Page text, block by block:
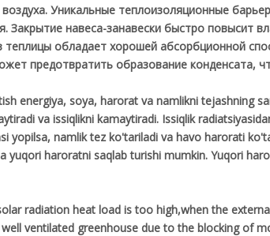
Уникальные теплоизоляционные
Закрытие навеса-занавески быстро
теплицы обладает хорошей абсорбционной
предотвратить образование конденсата,
energiya, soya, harorat va namlikni tejashning
va issiqlikni kamaytiradi. Issiqlik
yopilsa, namlik tez ko'tariladi va havo harorati
yuqori haroratni saqlab turishi mumkin. Yuqori
radiation heat load is too high,when the
ventilated greenhouse due to the blocking of